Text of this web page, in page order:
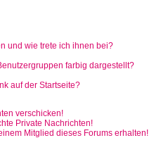
und wie trete ich ihnen bei?
farbig dargestellt?
auf der Startseite?
verschicken!
Private Nachrichten!
Mitglied dieses Forums erhalten!